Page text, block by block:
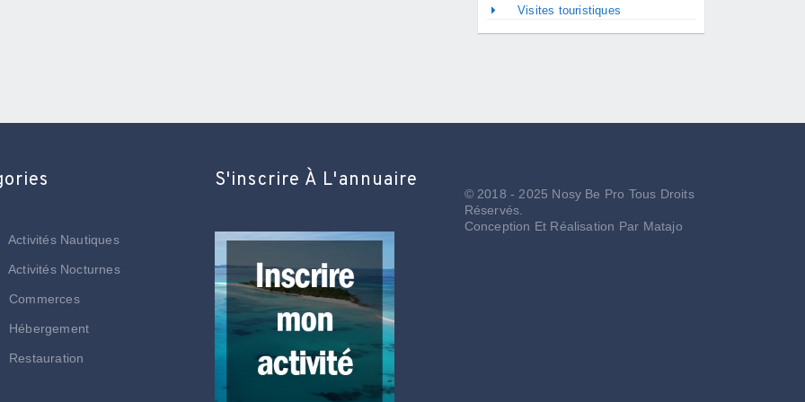
Visites touristiques
Activités Nautiques
Activités Nocturnes
Commerces
Hébergement
Restauration
S'inscrire À L'annuaire
© 2018 - 2025 Nosy Be Pro Tous Droits
Réservés.
Conception Et Réalisation Par Matajo